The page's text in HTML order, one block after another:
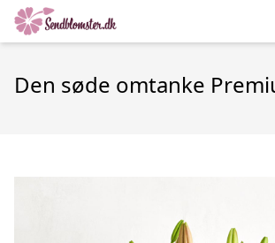
Den søde omtanke